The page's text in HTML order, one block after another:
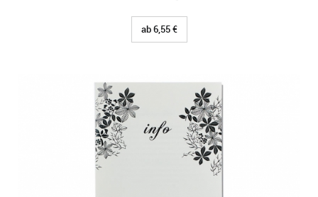
ab 6,55 €